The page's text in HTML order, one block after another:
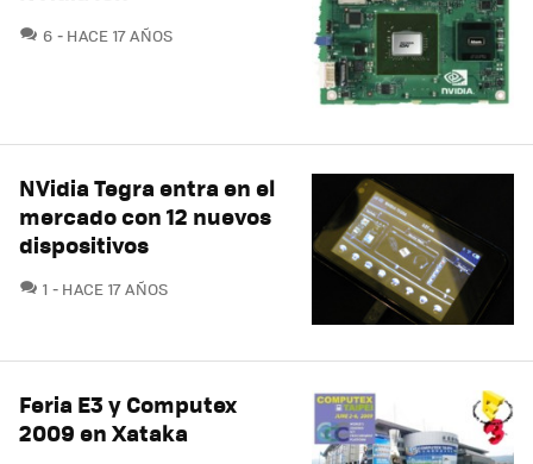
6 COMENTARIOS
HACE 17 AÑOS
NVidia Tegra entra en el
mercado con 12 nuevos
dispositivos
1 COMENTARIOS
HACE 17 AÑOS
Feria E3 y Computex
2009 en Xataka